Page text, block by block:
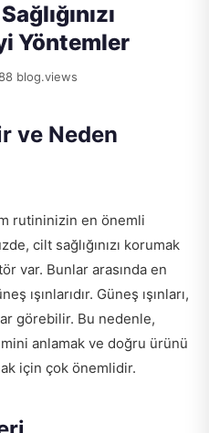
Yöntemler
blog.views
ve Neden
rutininizin en önemli
cilt sağlığınızı korumak
var. Bunlar arasında en
ışınlarıdır. Güneş ışınları,
görebilir. Bu nedenle,
anlamak ve doğru ürünü
için çok önemlidir.